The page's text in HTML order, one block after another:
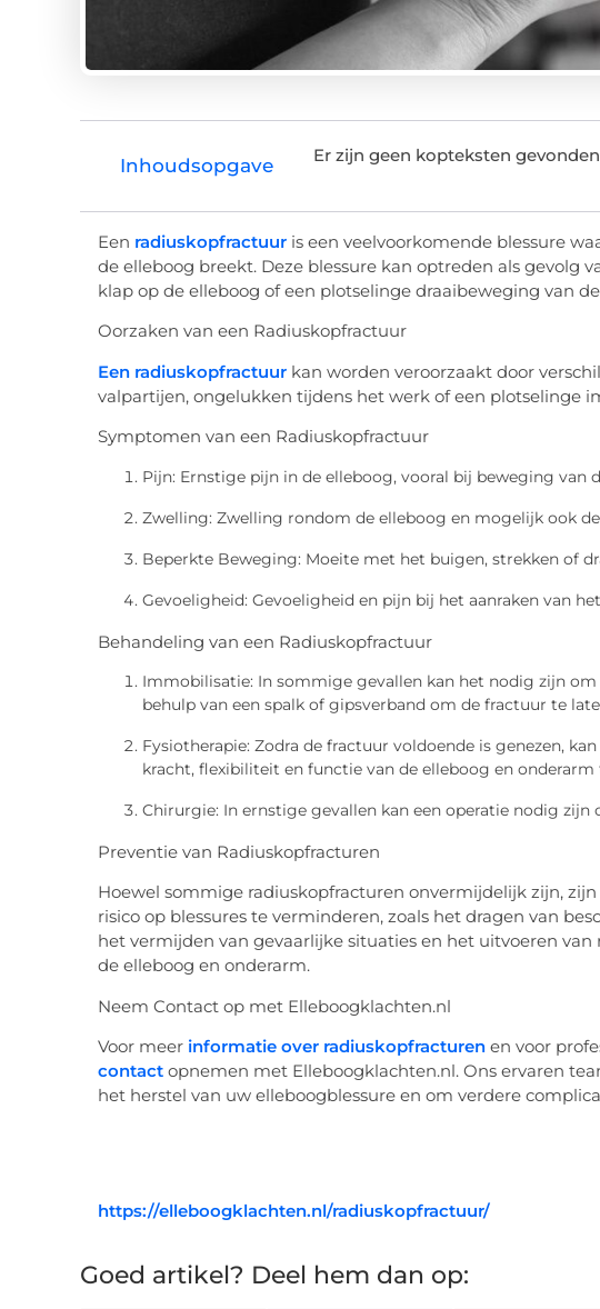
Inhoudsopgave Er zijn geen kopteksten
Een radiuskopfractuur is een veelvoorkomende blessure
de elleboog breekt. Deze blessure kan optreden als gevolg
klap op de elleboog of een plotselinge draaibeweging van
Oorzaken van een Radiuskopfractuur
Een radiuskopfractuur kan worden veroorzaakt door
valpartijen, ongelukken tijdens het werk of een plotselinge
Symptomen van een Radiuskopfractuur
Pijn: Ernstige pijn in de elleboog, vooral bij beweging van
Zwelling: Zwelling rondom de elleboog en mogelijk ook
Beperkte Beweging: Moeite met het buigen, strekken of
Gevoeligheid: Gevoeligheid en pijn bij het aanraken van
Behandeling van een Radiuskopfractuur
Immobilisatie: In sommige gevallen kan het nodig zijn
behulp van een spalk of gipsverband om de fractuur te
Fysiotherapie: Zodra de fractuur voldoende is genezen,
kracht, flexibiliteit en functie van de elleboog en onderarm
Chirurgie: In ernstige gevallen kan een operatie nodig
Preventie van Radiuskopfracturen
Hoewel sommige radiuskopfracturen onvermijdelijk zijn,
risico op blessures te verminderen, zoals het dragen van
het vermijden van gevaarlijke situaties en het uitvoeren
de elleboog en onderarm.
Neem Contact op met Elleboogklachten.nl
Voor meer informatie over radiuskopfracturen en voor
contact opnemen met Elleboogklachten.nl. Ons ervaren
het herstel van uw elleboogblessure en om verdere
https://elleboogklachten.nl/radiuskopfractuur/
Goed artikel? Deel hem dan op: